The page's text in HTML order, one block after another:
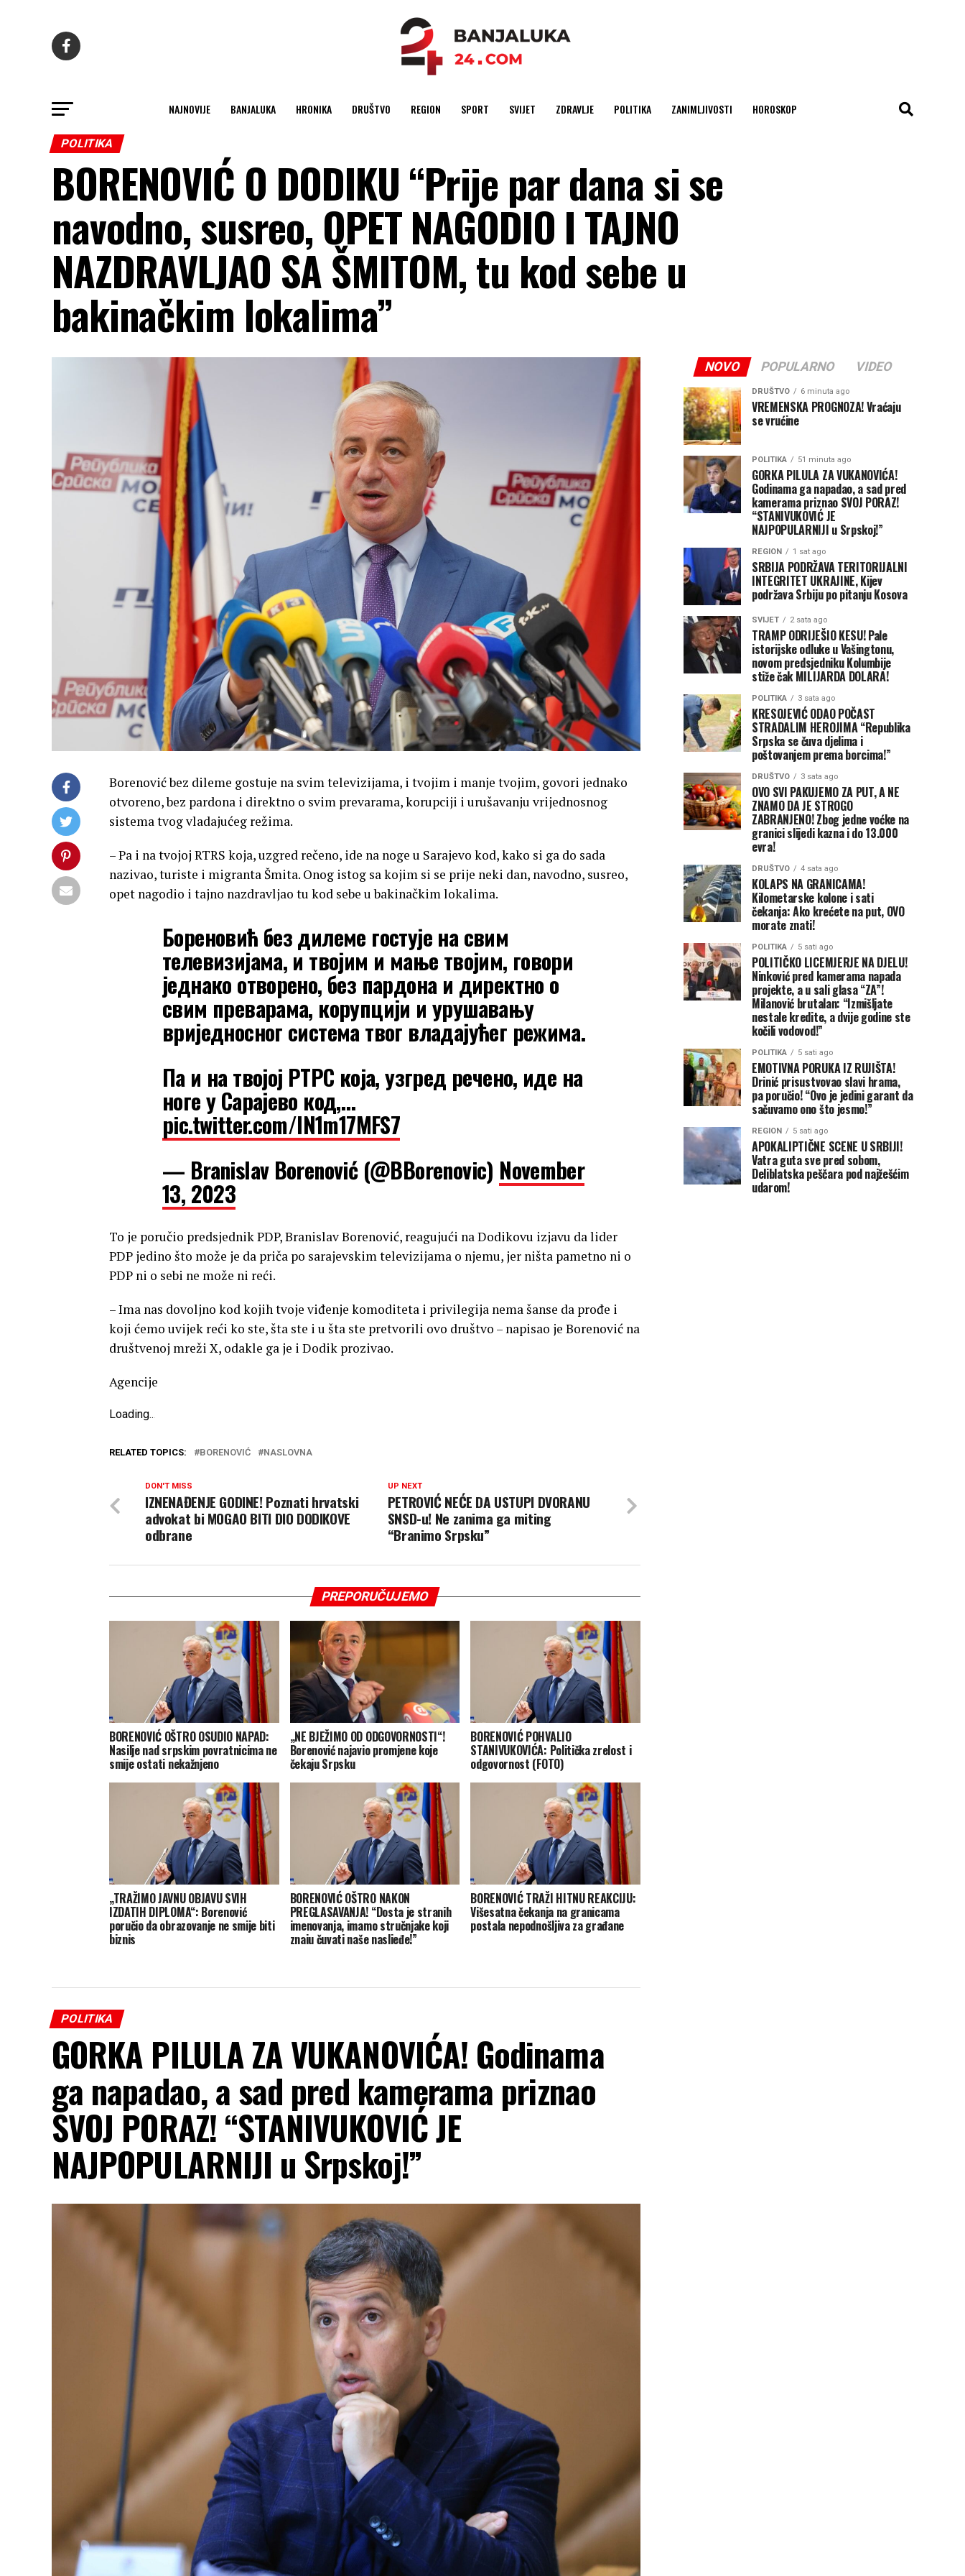
NAJNOVIJE BANJALUKA HRONIKA DRUŠTVO REGION SPORT SVIJET ZDRAVLJE POLITIKA ZANIMLJIVOSTI HOROSKOP
POLITIKA
BORENOVIĆ O DODIKU “Prije par dana si se
navodno, susreo, OPET NAGODIO I TAJNO
NAZDRAVLJAO SA ŠMITOM, tu kod sebe u
bakinačkim lokalima”
Borenović bez dileme gostuje na svim televizijama, i tvojim i manje tvojim, govori jednako
otvoreno, bez pardona i direktno o svim prevarama, korupciji i urušavanju vrijednosnog
sistema tvog vladajućeg režima.
– Pa i na tvojoj RTRS koja, uzgred rečeno, ide na noge u Sarajevo kod, kako si ga do sada
nazivao, turiste i migranta Šmita. Onog istog sa kojim si se prije neki dan, navodno, susreo,
opet nagodio i tajno nazdravljao tu kod sebe u bakinačkim lokalima.
Бореновић без дилеме гостује на свим
телевизијама, и твојим и мање твојим, говори
једнако отворено, без пардона и директно о
свим преварама, корупцији и урушавању
вриједносног система твог владајућег режима.
Па и на твојој РТРС која, узгред речено, иде на
ноге у Сарајево код,…
pic.twitter.com/IN1m17MFS7
— Branislav Borenović (@BBorenovic) November
13, 2023
To je poručio predsjednik PDP, Branislav Borenović, reagujući na Dodikovu izjavu da lider
PDP jedino što može je da priča po sarajevskim televizijama o njemu, jer ništa pametno ni o
PDP ni o sebi ne može ni reći.
– Ima nas dovoljno kod kojih tvoje viđenje komoditeta i privilegija nema šanse da prođe i
koji ćemo uvijek reći ko ste, šta ste i u šta ste pretvorili ovo društvo – napisao je Borenović na
društvenoj mreži X, odakle ga je i Dodik prozivao.
Agencije
Loading...
RELATED TOPICS: BORENOVIĆ NASLOVNA
UP NEXT
PETROVIĆ NEĆE DA USTUPI DVORANU
SNSD-u! Ne zanima ga miting
“Branimo Srpsku”
DON'T MISS
IZNENAĐENJE GODINE! Poznati hrvatski
advokat bi MOGAO BITI DIO DODIKOVE
odbrane
PREPORUČUJEMO
BORENOVIĆ OŠTRO OSUDIO NAPAD:
Nasilje nad srpskim povratnicima ne
smije ostati nekažnjeno
„NE BJEŽIMO OD ODGOVORNOSTI“!
Borenović najavio promjene koje
čekaju Srpsku
BORENOVIĆ POHVALIO
STANIVUKOVIĆA: Politička zrelost i
odgovornost (FOTO)
„TRAŽIMO JAVNU OBJAVU SVIH
IZDATIH DIPLOMA“: Borenović
poručio da obrazovanje ne smije biti
biznis
BORENOVIĆ OŠTRO NAKON
PREGLASAVANJA! “Dosta je stranih
imenovanja, imamo stručnjake koji
znaju čuvati naše nasljeđe!”
BORENOVIĆ TRAŽI HITNU REAKCIJU:
Višesatna čekanja na granicama
postala nepodnošljiva za građane
POLITIKA
GORKA PILULA ZA VUKANOVIĆA! Godinama
ga napadao, a sad pred kamerama priznao
SVOJ PORAZ! “STANIVUKOVIĆ JE
NAJPOPULARNIJI u Srpskoj!”
NOVO POPULARNO VIDEO
DRUŠTVO 6 minuta ago
VREMENSKA PROGNOZA! Vraćaju
se vrućine
POLITIKA 51 minuta ago
GORKA PILULA ZA VUKANOVIĆA!
Godinama ga napadao, a sad pred
kamerama priznao SVOJ PORAZ!
“STANIVUKOVIĆ JE
NAJPOPULARNIJI u Srpskoj!”
REGION 1 sat ago
SRBIJA PODRŽAVA TERITORIJALNI
INTEGRITET UKRAJINE, Kijev
podržava Srbiju po pitanju Kosova
SVIJET 2 sata ago
TRAMP ODRIJEŠIO KESU! Pale
istorijske odluke u Vašingtonu,
novom predsjedniku Kolumbije
stiže čak MILIJARDA DOLARA!
POLITIKA 3 sata ago
KRESOJEVIĆ ODAO POČAST
STRADALIM HEROJIMA “Republika
Srpska se čuva djelima i
poštovanjem prema borcima!”
DRUŠTVO 3 sata ago
OVO SVI PAKUJEMO ZA PUT, A NE
ZNAMO DA JE STROGO
ZABRANJENO! Zbog jedne voćke na
granici slijedi kazna i do 13.000
evra!
DRUŠTVO 4 sata ago
KOLAPS NA GRANICAMA!
Kilometarske kolone i sati
čekanja: Ako krećete na put, OVO
morate znati!
POLITIKA 5 sati ago
POLITIČKO LICEMJERJE NA DJELU!
Ninković pred kamerama napada
projekte, a u sali glasa “ZA”!
Milanović brutalan: “Izmišljate
nestale kredite, a dvije godine ste
kočili vodovod!”
POLITIKA 5 sati ago
EMOTIVNA PORUKA IZ RUJIŠTA!
Drinić prisustvovao slavi hrama,
pa poručio! “Ovo je jedini garant da
sačuvamo ono što jesmo!”
REGION 5 sati ago
APOKALIPTIČNE SCENE U SRBIJI!
Vatra guta sve pred sobom,
Deliblatska peščara pod najžešćim
udarom!